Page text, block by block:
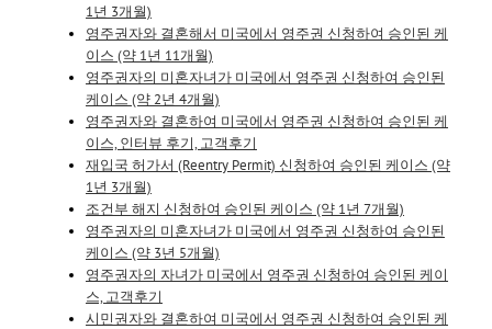
1년 3개월)
영주권자와 결혼해서 미국에서 영주권 신청하여 승인된 케
이스 (약 1년 11개월)
영주권자의 미혼자녀가 미국에서 영주권 신청하여 승인된
케이스 (약 2년 4개월)
영주권자와 결혼하여 미국에서 영주권 신청하여 승인된 케
이스, 인터뷰 후기, 고객후기
재입국 허가서 (Reentry Permit) 신청하여 승인된 케이스 (약
1년 3개월)
조건부 해지 신청하여 승인된 케이스 (약 1년 7개월)
영주권자의 미혼자녀가 미국에서 영주권 신청하여 승인된
케이스 (약 3년 5개월)
영주권자의 자녀가 미국에서 영주권 신청하여 승인된 케이
스, 고객후기
시민권자와 결혼하여 미국에서 영주권 신청하여 승인된 케